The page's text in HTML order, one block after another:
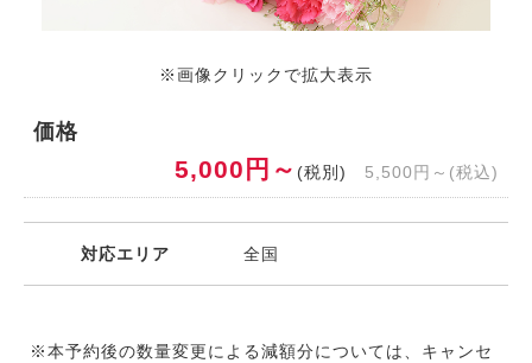
※画像クリックで拡大表示
価格
5,000円～ (税別) 5,500円～(税込)
対応エリア 全国
※本予約後の数量変更による減額分については、キャンセ